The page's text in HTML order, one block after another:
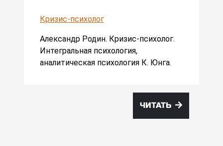
Кризис-психолог
Александр Родин. Кризис-психолог.
Интегральная психология,
аналитическая психология К. Юнга.
ЧИТАТЬ